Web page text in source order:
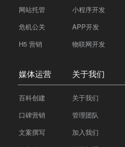
网站托管
危机公关
H5 营销
小程序开发
APP开发
物联网开发
媒体运营
百科创建
口碑营销
文案撰写
关于我们
关于我们
管理团队
加入我们